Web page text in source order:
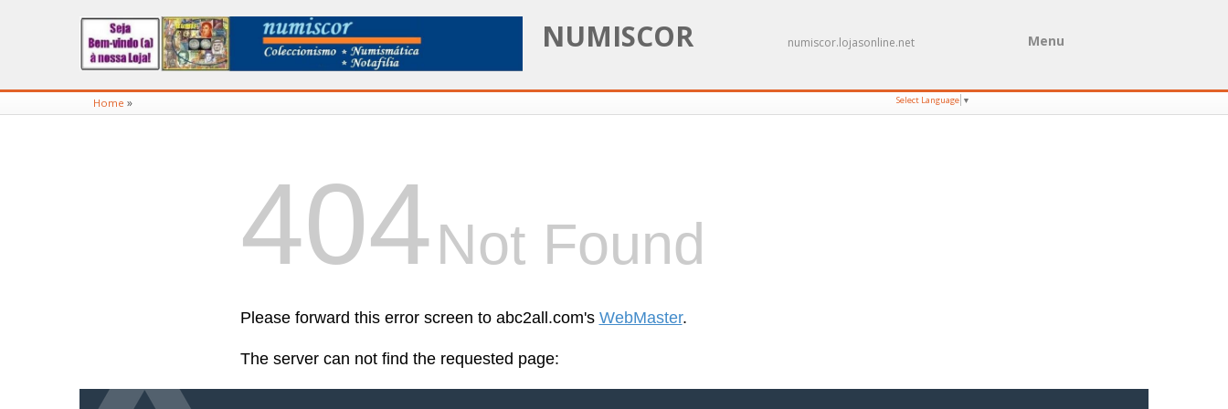
NUMISCOR numiscor.lojasonline.net Menu
Home » Select Language ▼